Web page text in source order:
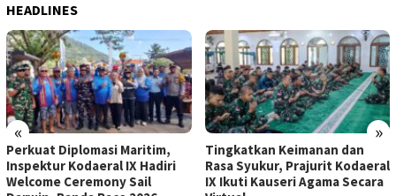
HEADLINES
« »
Perkuat Diplomasi Maritim,
Inspektur Kodaeral IX Hadiri
Welcome Ceremony Sail
Tingkatkan Keimanan dan
Rasa Syukur, Prajurit Kodaeral
IX Ikuti Kauseri Agama Secara